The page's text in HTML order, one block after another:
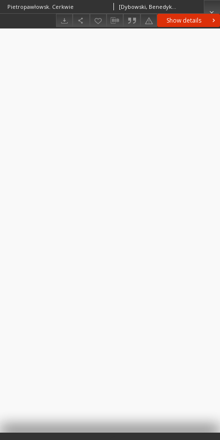
Show details
Pietropawłowsk. Cerkwie [Dybowski, Benedykt (1833-1930)] ?